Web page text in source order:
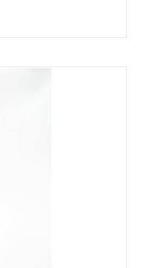
в этом.
является
развивать
дети будут у..